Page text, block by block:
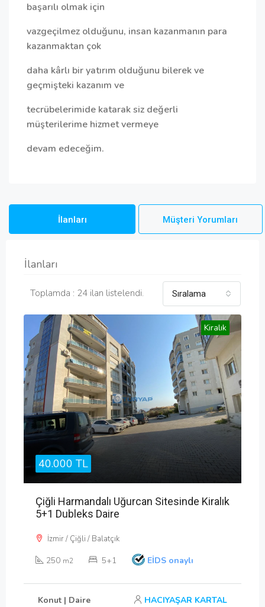
başarılı olmak için
vazgeçilmez olduğunu, insan kazanmanın para
kazanmaktan çok
daha kârlı bir yatırım olduğunu bilerek ve
geçmişteki kazanım ve
tecrübelerimide katarak siz değerli
müşterilerime hizmet vermeye
devam edeceğim.
İlanları Müşteri Yorumları
İlanları
Toplamda : 24 ilan listelendi. Sıralama
Kiralık
40.000 TL
Çiğli Harmandalı Uğurcan Sitesinde Kiralık
5+1 Dubleks Daire
İzmir / Çiğli / Balatçık
250 m2 5+1 EİDS onaylı
Konut | Daire HACIYAŞAR KARTAL